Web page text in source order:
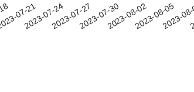
07-21
2023-07-242023-07-272023-07-302023-08-022023-08-05
2023-